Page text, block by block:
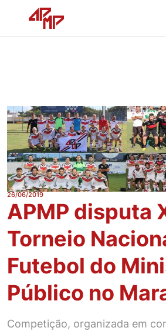
26/06/2019
APMP disputa
Torneio
Futebol do
Público no
Competição, organizada em